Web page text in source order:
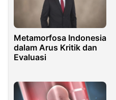
Metamorfosa Indonesia
dalam Arus Kritik dan
Evaluasi